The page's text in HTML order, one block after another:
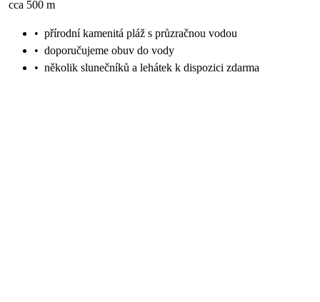
cca 500 m
• přírodní kamenitá pláž s průzračnou vodou
• doporučujeme obuv do vody
• několik slunečníků a lehátek k dispozici zdarma